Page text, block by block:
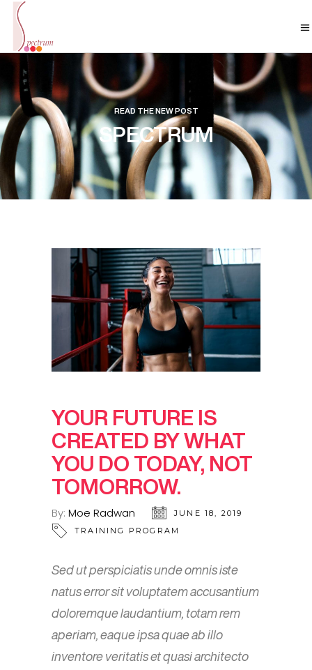
READ THE NEW POST
SPECTRUM
YOUR FUTURE IS
CREATED BY WHAT
YOU DO TODAY, NOT
TOMORROW.
By: Moe Radwan
JUNE 18, 2019
TRAINING PROGRAM
Sed ut perspiciatis unde omnis iste
natus error sit voluptatem accusantium
doloremque laudantium, totam rem
aperiam, eaque ipsa quae ab illo
inventore veritatis et quasi architecto